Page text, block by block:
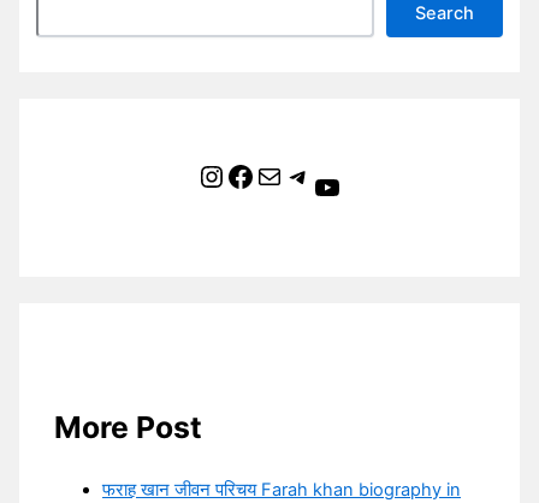
Search
Instagram Facebook Mail Telegram YouTube
More Post
फराह खान जीवन परिचय Farah khan biography in